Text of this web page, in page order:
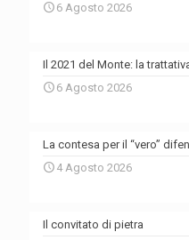
6 Agosto 2026
Il 2021 del Monte: la
6 Agosto 2026
La contesa per il “vero”
4 Agosto 2026
Il convitato di pietra